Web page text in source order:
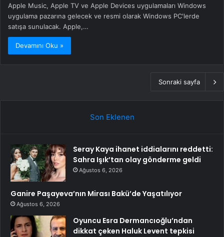
Apple Music, Apple TV ve Apple Devices uygulamaları Windows
uygulama pazarına gelecek ve resmi olarak Windows PC'lerde
satışa sunulacak. Apple,…
Devamını Oku »
Sonraki sayfa
Son Eklenen
Seray Kaya ihanet iddialarını reddetti:
Sahra Işık’tan olay gönderme geldi
Ağustos 6, 2026
Ganire Paşayeva’nın Mirası Bakü’de Yaşatılıyor
Ağustos 6, 2026
Oyuncu Esra Dermancıoğlu’ndan
dikkat çeken Haluk Levent tepkisi